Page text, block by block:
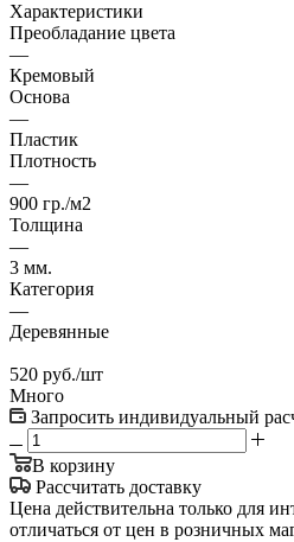
Характеристики
Преобладание цвета
—
Кремовый
Основа
—
Пластик
Плотность
—
900 гр./м2
Толщина
—
3 мм.
Категория
—
Деревянные
520 руб./шт
Много
Запросить индивидуальный
В корзину
Рассчитать доставку
Цена действительна только для
отличаться от цен в розничных